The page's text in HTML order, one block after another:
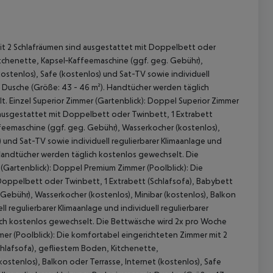
Terrasse, Internet (kostenlos), Safe (kostenlos) und Sat-TV sowie individuell regulierbarer Klimaanlage und individuell regulierbarer Heizung. Badezimmer mit Dusche (Größe: 43 - 46 m²). Handtücher werden täglich kostenlos gewechselt. Die Bettwäsche wird 2x pro Woche kostenlos gewechselt. Doppel Superior Zimmer (Aufschwimmen): Einzel Superior Zimmer (Swim Up): Die komfortabel eingerichteten Zimmer mit 2 Schlafräumen sind ausgestattet mit 1 Extrabett (Schlafsofa), gefliestem Boden, Kitchenette, Kapsel‑Kaffeemaschine (ggf. geg. Gebühr), Wasserkocher (kostenlos), Minibar (kostenlos), Balkon oder Terrasse, Internet (kostenlos), Safe (kostenlos) und Sat-TV sowie individuell regulierbarer Klimaanlage und individuell regulierbarer Heizung. Badezimmer mit Dusche (Größe: 43 - 46 m²). Handtücher werden täglich kostenlos gewechselt. Die Bettwäsche wird 2x pro Woche kostenlos gewechselt. Einzel Superior Zimmer (Swim Up): 2 Schlafzimmer Zimmer (Poolblick): Die komfortabel eingerichteten Zimmer mit 2 Schlafräumen sind ausgestattet mit 1 Extrabett (Schlafsofa), gefliestem Boden, Kitchenette, Kapsel‑Kaffeemaschine (ggf. geg. Gebühr), Wasserkocher (kostenlos), Minibar (kostenlos), Balkon oder Terrasse, Internet (kostenlos), Safe (kostenlos) und Sat-TV sowie individuell regulierbarer Klimaanlage und individuell regulierbarer Heizung. Badezimmer mit Dusche (Größe: 43 - 46 m²). Handtücher werden täglich kostenlos gewechselt. Die Bettwäsche wird 2x pro Woche kostenlos gewechselt. 2 Schlafzimmer Zimmer (Poolblick): Doppel Superior Zimmer: Die komfortabel eingerichteten Zimmer mit 2 Schlafräumen sind ausgestattet mit Twinbett, 1 Extrabett (Schlafsofa), gefliestem Boden, Kitchenette, Kapsel‑Kaffeemaschine (ggf. geg. Gebühr), Wasserkocher (kostenlos), Minibar (kostenlos), Balkon oder Terrasse, Internet (kostenlos), Safe (kostenlos) und Sat-TV sowie individuell regulierbarer Klimaanlage und individuell regulierbarer Heizung. Badezimmer mit Dusche (Größe: 43 - 46 m²). Handtücher werden täglich kostenlos gewechselt. Die Bettwäsche wird 2x pro Woche kostenlos gewechselt. Doppel Superior Zimmer: Einzel Superior Zimmer: Die komfortabel eingerichteten Zimmer mit 2 Schlafräumen sind ausgestattet mit Twinbett, 1 Extrabett (Schlafsofa), gefliestem Boden, Kitchenette, Kapsel‑Kaffeemaschine (ggf. geg. Gebühr), Wasserkocher (kostenlos), Minibar (kostenlos), Balkon oder Terrasse, Internet (kostenlos), Safe (kostenlos) und Sat-TV sowie individuell regulierbarer Klimaanlage und individuell regulierbarer Heizung. Badezimmer mit Dusche (Größe: 43 - 46 m²). Handtücher werden täglich kostenlos gewechselt. Die Bettwäsche wird 2x pro Woche kostenlos gewechselt. Einzel Superior Zimmer: Doppel Zimmer Club (Meerblick): Die komfortabel eingerichteten Zimmer mit 2 Schlafräumen sind ausgestattet mit 1 Extrabett (Schlafsofa), gefliestem Boden, Kitchenette, Kapsel‑Kaffeemaschine (ggf. geg. Gebühr), Wasserkocher (kostenlos), Minibar (kostenlos), Balkon oder Terrasse, Internet (kostenlos), Safe (kostenlos) und Sat-TV sowie individuell regulierbarer Klimaanlage und individuell regulierbarer Heizung. Badezimmer mit Dusche (Größe: 43 - 46 m²). Handtücher werden täglich kostenlos gewechselt. Die Bettwäsche wird 2x pro Woche kostenlos gewechselt. Doppel Zimmer Club (Meerblick): Einzelbelegung Zimmer Club (Meerblick): Die komfortabel eingerichteten Zimmer mit 2 Schlafräumen sind ausgestattet mit 1 Extrabett (Schlafsofa), gefliestem Boden, Kitchenette, Kapsel‑Kaffeemaschine (ggf. geg. Gebühr), Wasserkocher (kostenlos), Minibar (kostenlos), Balkon oder Terrasse, Internet (kostenlos), Safe (kostenlos) und Sat-TV sowie individuell regulierbarer Klimaanlage und individuell regulierbarer Heizung. Badezimmer mit Dusche (Größe: 43 - 46 m²). Handtücher werden täglich kostenlos gewechselt. Die Bettwäsche wird 2x pro Woche kostenlos gewechselt. Einzelbelegung Zimmer Club (Meerblick): Einzelbelegung Premium Zimmer (Poolblick): Die komfortabel eingerichteten Zimmer mit 2 Schlafräumen sind ausgestattet mit 1 Extrabett (Schlafsofa), gefliestem Boden, Kitchenette, Kap